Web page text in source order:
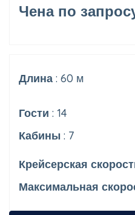
Чена по
Длина : 60 м
Гости : 14
Кабины : 7
Крейсерская
Максимальная